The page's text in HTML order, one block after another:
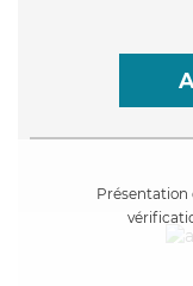
Présentation